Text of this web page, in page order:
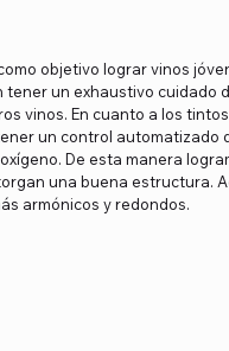
objetivo lograr vinos
tener un exhaustivo cuidado
vinos. En cuanto a los
un control automatizado
De esta manera
una buena estructura.
armónicos y redondos.